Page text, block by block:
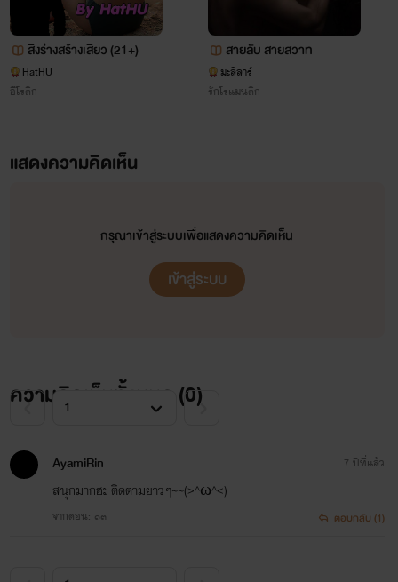
สิงร่างสร้างเสียว (21+)
HatHU
อีโรติก
สายลับ สายสวาท
มะลิลาร์
รักโรแมนติก
แสดงความคิดเห็น
กรุณาเข้าสู่ระบบเพื่อแสดงความคิดเห็น
เข้าสู่ระบบ
ความคิดเห็นทั้งหมด (0)
AyamiRin
สนุกมากฮะ ติดตามยาวๆ~~(>^ω^<)
จากตอน: ๑๓
7 ปีที่แล้ว
ตอบกลับ (1)